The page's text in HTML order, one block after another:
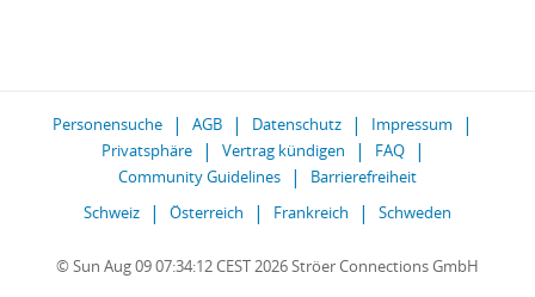
Personensuche AGB Datenschutz
Impressum
Privatsphäre
Vertrag kündigen
FAQ
Community Guidelines
Barrierefreiheit
Schweiz
Österreich Frankreich Schweden
© Sun Aug 09 07:34:12 CEST 2026 Ströer Connections GmbH